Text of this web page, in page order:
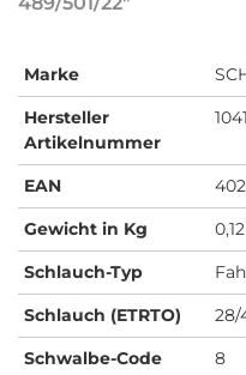
Marke
Hersteller
Artikelnummer
EAN
Gewicht in Kg
0,12
Schlauch-Typ
Schlauch (ETRTO)
28/
Schwalbe-Code
8